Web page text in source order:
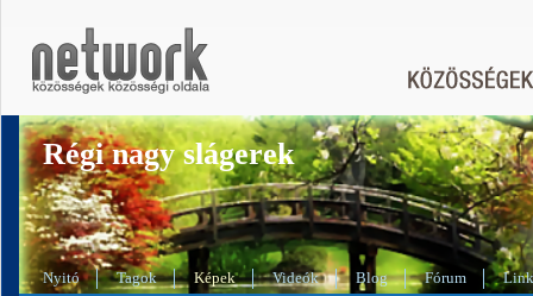
Régi nagy slágerek
Nyitó Tagok Képek Videók Blog Fórum